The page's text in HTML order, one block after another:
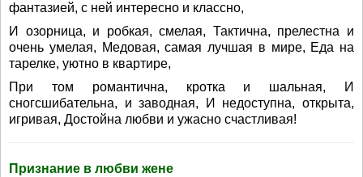
фантазией, с ней интересно и классно,
И озорница, и робкая, смелая, Тактична, прелестна и
очень умелая, Медовая, самая лучшая в мире, Еда на
тарелке, уютно в квартире,
При том романтична, кротка и шальная, И
сногсшибательна, и заводная, И недоступна, открыта,
игривая, Достойна любви и ужасно счастливая!
Признание в любви жене